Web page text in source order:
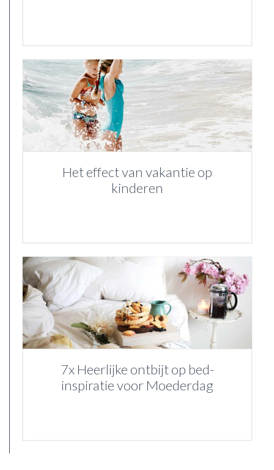
Het effect van vakantie op
kinderen
7x Heerlijke ontbijt op bed-
inspiratie voor Moederdag